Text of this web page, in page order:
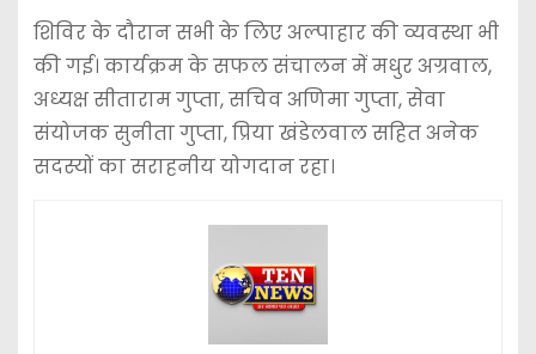
शिविर के दौरान सभी के लिए अल्पाहार की व्यवस्था भी
की गई। कार्यक्रम के सफल संचालन में मधुर अग्रवाल,
अध्यक्ष सीताराम गुप्ता, सचिव अणिमा गुप्ता, सेवा
संयोजक सुनीता गुप्ता, प्रिया खंडेलवाल सहित अनेक
सदस्यों का सराहनीय योगदान रहा।